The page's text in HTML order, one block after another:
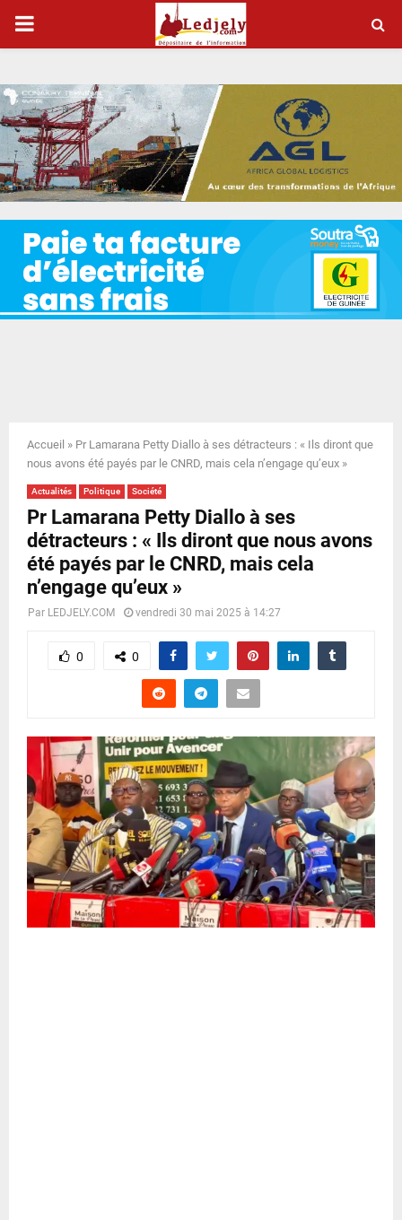
P
I
M
A
R
Y
N
U
Accueil » Pr Lamarana Petty Diallo à ses détracteurs : « Ils diront que
nous avons été payés par le CNRD, mais cela n’engage qu’eux »
Actualités Politique Société
Pr Lamarana Petty Diallo à ses
détracteurs : « Ils diront que nous avons
été payés par le CNRD, mais cela
n’engage qu’eux »
Par LEDJELY.COM vendredi 30 mai 2025 à 14:27
0 0